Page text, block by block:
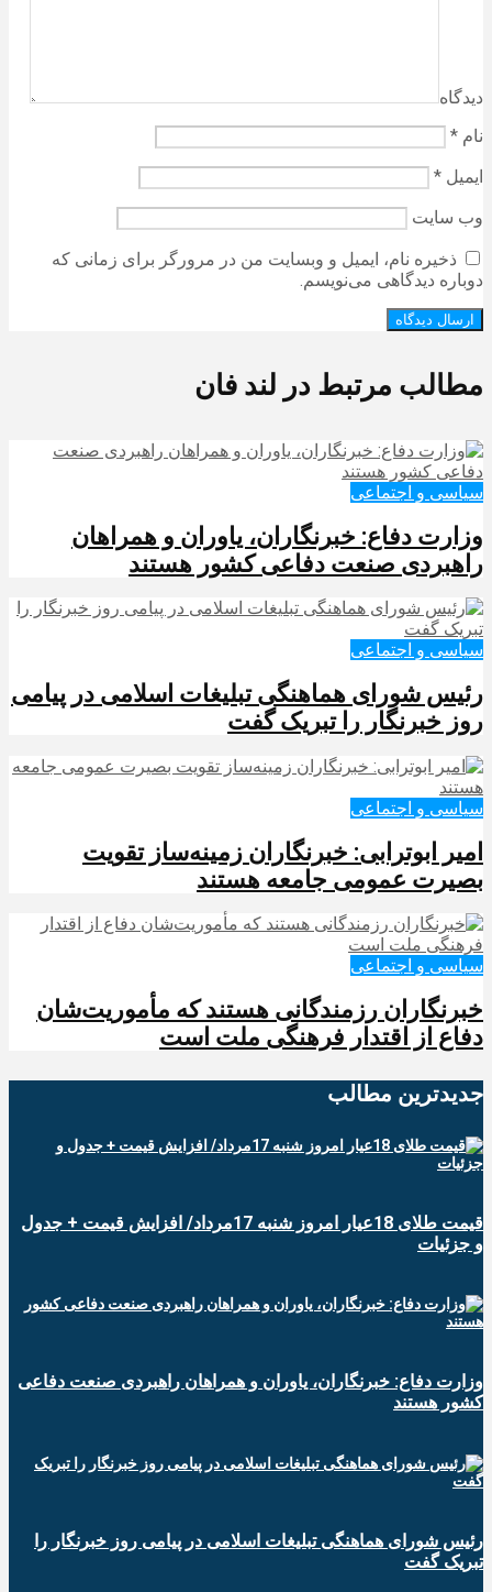
دیدگاه
نام *
ایمیل *
وب‌ سایت
ذخیره نام، ایمیل و وبسایت من در مرورگر برای زمانی که
دوباره دیدگاهی می‌نویسم.
مطالب مرتبط در لند فان
سیاسی و اجتماعی
وزارت دفاع: خبرنگاران، یاوران و همراهان
راهبردی صنعت دفاعی کشور هستند
سیاسی و اجتماعی
رئیس شورای هماهنگی تبلیغات اسلامی در پیامی
روز خبرنگار را تبریک گفت
سیاسی و اجتماعی
امیر ابوترابی: خبرنگاران زمینه‌ساز تقویت
بصیرت عمومی جامعه هستند
سیاسی و اجتماعی
خبرنگاران رزمندگانی هستند که مأموریت‌شان
دفاع از اقتدار فرهنگی ملت است
جدیدترین‌ مطالب
قیمت طلای 18عیار امروز شنبه 17مرداد/ افزایش قیمت + جدول
و جزئیات
وزارت دفاع: خبرنگاران، یاوران و همراهان راهبردی صنعت دفاعی
کشور هستند
رئیس شورای هماهنگی تبلیغات اسلامی در پیامی روز خبرنگار را
تبریک گفت